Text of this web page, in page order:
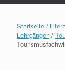
Startseite /
Lehrgängen /